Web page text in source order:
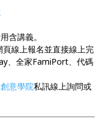
含講義。
線上報名並直接線上完
、全家FamiPort、代碼
意學院私訊線上詢問或